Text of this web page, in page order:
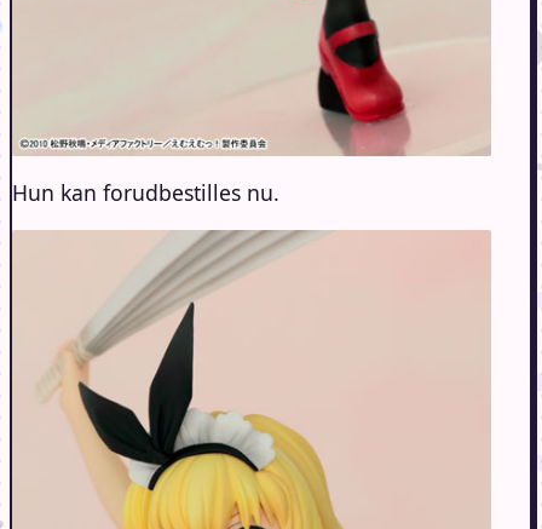
Hun kan forudbestilles nu.